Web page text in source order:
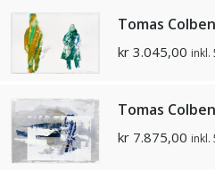
Tomas
kr 3.045,00 inkl.
Tomas
kr 7.875,00 inkl.